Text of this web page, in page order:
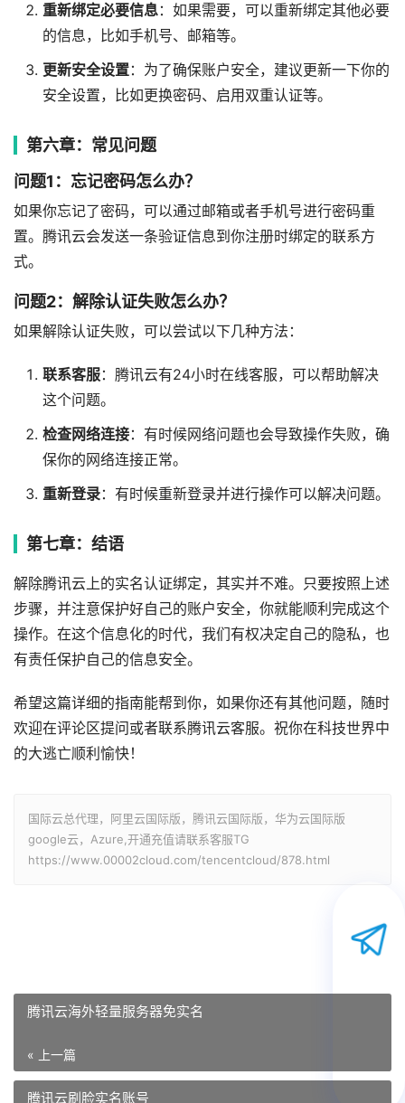
重新绑定必要信息：如果需要，可以重新绑定其他必要
的信息，比如手机号、邮箱等。
更新安全设置：为了确保账户安全，建议更新一下你的
安全设置，比如更换密码、启用双重认证等。
第六章：常见问题
问题1：忘记密码怎么办？
如果你忘记了密码，可以通过邮箱或者手机号进行密码重
置。腾讯云会发送一条验证信息到你注册时绑定的联系方
式。
问题2：解除认证失败怎么办？
如果解除认证失败，可以尝试以下几种方法：
联系客服：腾讯云有24小时在线客服，可以帮助解决
这个问题。
检查网络连接：有时候网络问题也会导致操作失败，确
保你的网络连接正常。
重新登录：有时候重新登录并进行操作可以解决问题。
第七章：结语
解除腾讯云上的实名认证绑定，其实并不难。只要按照上述
步骤，并注意保护好自己的账户安全，你就能顺利完成这个
操作。在这个信息化的时代，我们有权决定自己的隐私，也
有责任保护自己的信息安全。
希望这篇详细的指南能帮到你，如果你还有其他问题，随时
欢迎在评论区提问或者联系腾讯云客服。祝你在科技世界中
的大逃亡顺利愉快！
国际云总代理，阿里云国际版，腾讯云国际版，华为云国际版
google云，Azure,开通充值请联系客服TG
https://www.00002cloud.com/tencentcloud/878.html
腾讯云海外轻量服务器免实名
« 上一篇
腾讯云刷脸实名账号